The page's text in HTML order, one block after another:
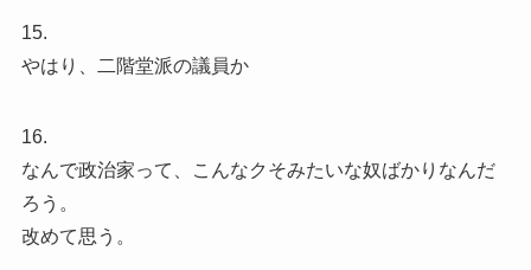
15.
やはり、二階堂派の議員か️
16.
なんで政治家って、こんなクそみたいな奴ばかりなんだ
ろう。
改めて思う。